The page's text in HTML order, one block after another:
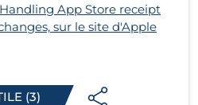
Handling App Store receipt
sur le site d'Apple
(3)